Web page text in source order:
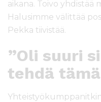
aikana. Toivo yhdistää
Halusimme välittää
Pekka tiivistää.
”Oli suuri
tehdä